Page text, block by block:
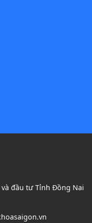
và đầu tư Tỉnh Đồng Nai